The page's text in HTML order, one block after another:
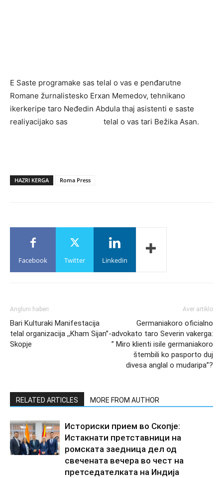
E Saste programake sas telal o vas e penđarutne
Romane žurnalistesko Erxan Memedov, tehnikano
ikerkeripe taro Neđedin Abdula thaj asistenti e saste
realiyacijako sas telal o vas tari Bežika Asan.
HAZRI KERGA Roma Press
Facebook Twitter Linkedin
Angluni haberi
Bari Kulturaki Manifestacija
telal organizacija ,,Kham Sijan’’-
Skopje
Aver artiklo
Germaniakoro oficialno
advokato taro Severin vakerga:
” Miro klienti isile germaniakoro
štembili ko pasporto duj
divesa anglal o mudaripa”?
RELATED ARTICLES MORE FROM AUTHOR
Историски прием во Скопје:
Истакнати претставници на
ромската заедница дел од
свечената вечера во чест на
претседателката на Индија